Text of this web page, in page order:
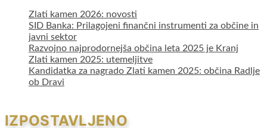
Zlati kamen 2026: novosti
SID Banka: Prilagojeni finančni instrumenti za občine in
javni sektor
Razvojno najprodornejša občina leta 2025 je Kranj
Zlati kamen 2025: utemeljitve
Kandidatka za nagrado Zlati kamen 2025: občina Radlje
ob Dravi
IZPOSTAVLJENO